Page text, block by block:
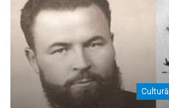
Cultură